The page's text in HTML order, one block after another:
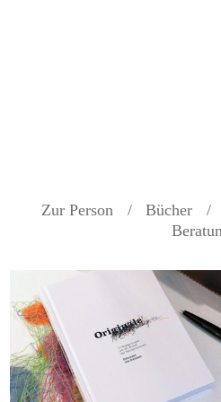
Zur Person Bücher